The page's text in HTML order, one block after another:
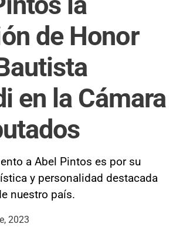
de Honor
en la Cámara
a Abel Pintos es por su
y personalidad destacada
nuestro país.
2023